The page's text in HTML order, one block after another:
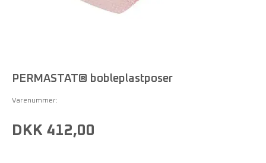
PERMASTAT® bobleplastposer
Varenummer:
DKK 412,00